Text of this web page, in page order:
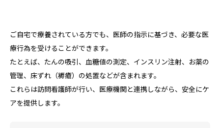
ご自宅で療養されている方でも、医師の指示に基づき、必要な医
療行為を受けることができます。
たとえば、たんの吸引、血糖値の測定、インスリン注射、お薬の
管理、床ずれ（褥瘡）の処置などが含まれます。
これらは訪問看護師が行い、医療機関と連携しながら、安全にケ
アを提供します。